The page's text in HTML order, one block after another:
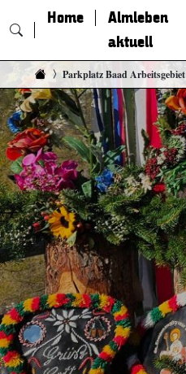
Zum Inhalt springen
Home
Almleben
aktuell
Parkplatz Baad